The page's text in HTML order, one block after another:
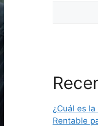
¿Cuál es
Rentable